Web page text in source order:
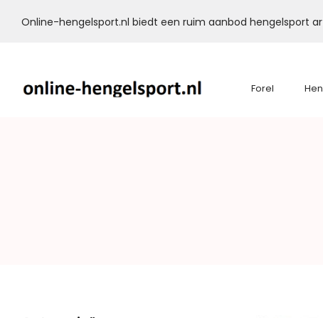
Online-hengelsport.nl biedt een ruim aanbod hengelsport
Forel